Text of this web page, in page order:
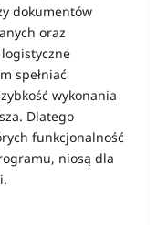
dokumentów
oraz
spełniać
wykonania
Dlatego
funkcjonalność
niosą dla